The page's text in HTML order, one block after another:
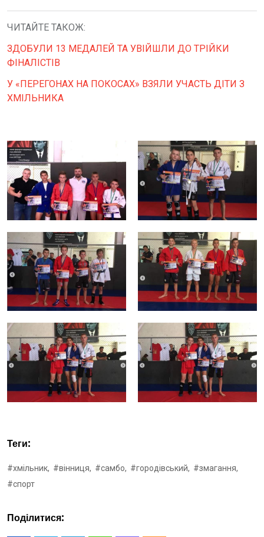
ЧИТАЙТЕ ТАКОЖ:
ЗДОБУЛИ 13 МЕДАЛЕЙ ТА УВІЙШЛИ ДО ТРІЙКИ
ФІНАЛІСТІВ
У «ПЕРЕГОНАХ НА ПОКОСАХ» ВЗЯЛИ УЧАСТЬ ДІТИ З
ХМІЛЬНИКА
Теги:
#хмільник, #вінниця, #самбо, #городівський, #змагання,
#спорт
Поділитися: